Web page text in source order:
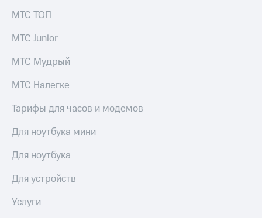
МТС ТОП
МТС Junior
МТС Мудрый
МТС Налегке
Тарифы для часов и модемов
Для ноутбука мини
Для ноутбука
Для устройств
Услуги